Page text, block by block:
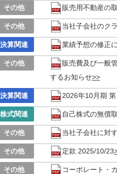
販売用不動産の
当社子会社のク
業績予想の修正
販売費及び一般
するお知らせ
2026年10月期
自己株式の無償
当社子会社に対
定款 2025/10/23
コーポレート・